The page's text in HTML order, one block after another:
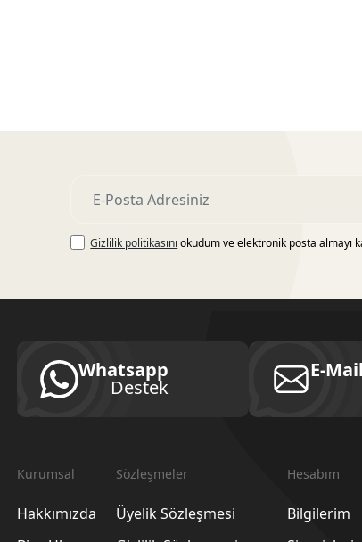
Gizlilik politikasını okudum ve elektronik posta almayı
Whatsapp
Destek
E-
Kurumsal
Hakkımızda
Sözleşmeler
Üyelik Sözleşmesi
Hesabım
Bilgilerim